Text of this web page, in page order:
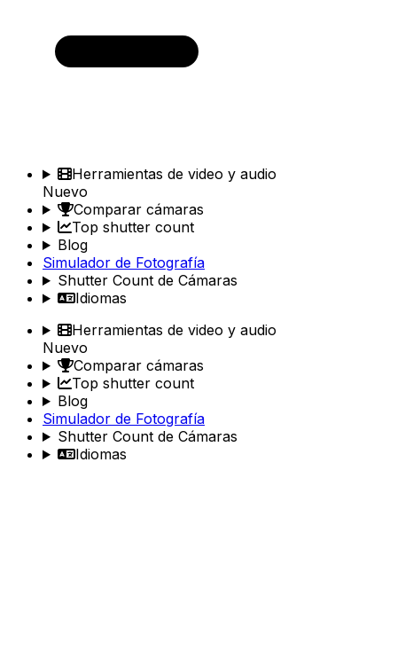
Herramientas de video y audio
Nuevo
Comparar cámaras
Top shutter count
Blog
Simulador de Fotografía
Shutter Count de Cámaras
Idiomas
Herramientas de video y audio
Nuevo
Comparar cámaras
Top shutter count
Blog
Simulador de Fotografía
Shutter Count de Cámaras
Idiomas